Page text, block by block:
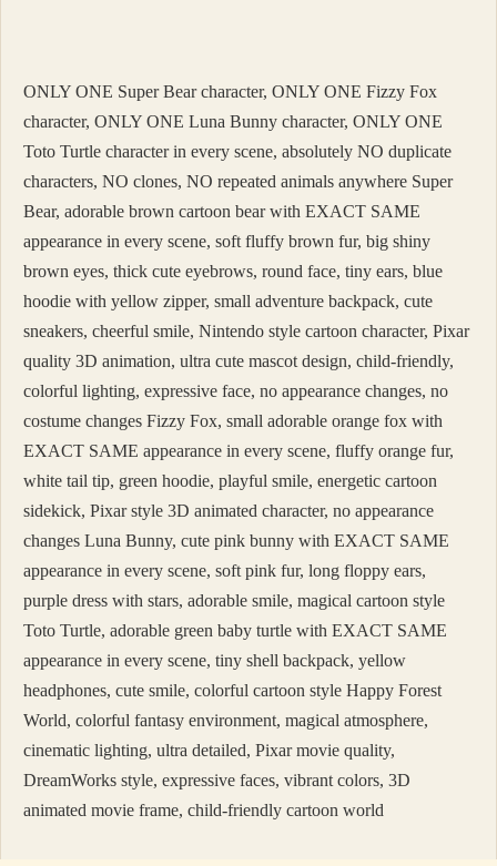
ONLY ONE Super Bear character, ONLY ONE Fizzy Fox
character, ONLY ONE Luna Bunny character, ONLY ONE
Toto Turtle character in every scene, absolutely NO duplicate
characters, NO clones, NO repeated animals anywhere Super
Bear, adorable brown cartoon bear with EXACT SAME
appearance in every scene, soft fluffy brown fur, big shiny
brown eyes, thick cute eyebrows, round face, tiny ears, blue
hoodie with yellow zipper, small adventure backpack, cute
sneakers, cheerful smile, Nintendo style cartoon character, Pixar
quality 3D animation, ultra cute mascot design, child-friendly,
colorful lighting, expressive face, no appearance changes, no
costume changes Fizzy Fox, small adorable orange fox with
EXACT SAME appearance in every scene, fluffy orange fur,
white tail tip, green hoodie, playful smile, energetic cartoon
sidekick, Pixar style 3D animated character, no appearance
changes Luna Bunny, cute pink bunny with EXACT SAME
appearance in every scene, soft pink fur, long floppy ears,
purple dress with stars, adorable smile, magical cartoon style
Toto Turtle, adorable green baby turtle with EXACT SAME
appearance in every scene, tiny shell backpack, yellow
headphones, cute smile, colorful cartoon style Happy Forest
World, colorful fantasy environment, magical atmosphere,
cinematic lighting, ultra detailed, Pixar movie quality,
DreamWorks style, expressive faces, vibrant colors, 3D
animated movie frame, child-friendly cartoon world